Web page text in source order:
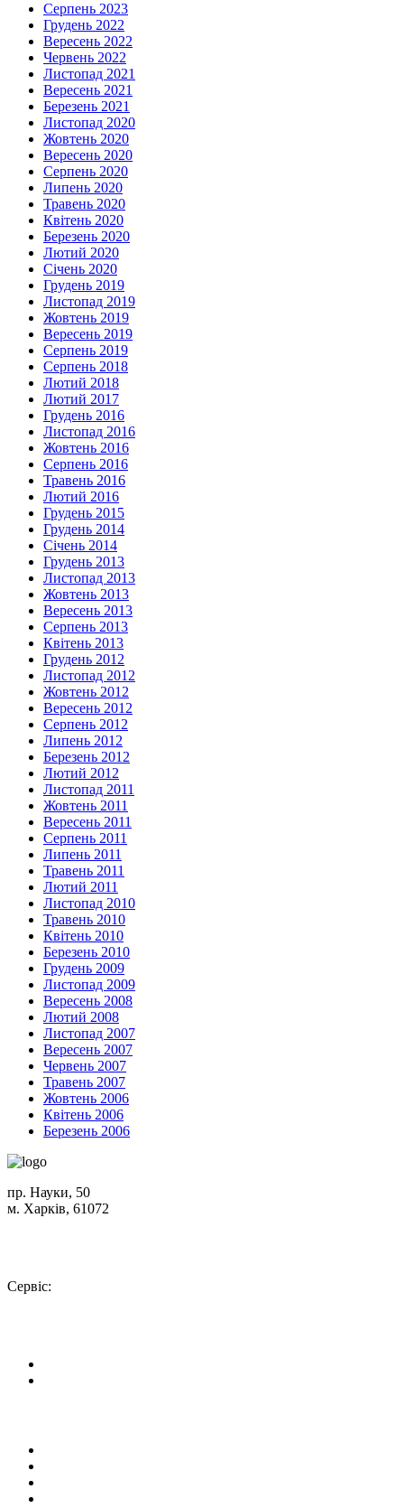
Серпень 2023
Грудень 2022
Вересень 2022
Червень 2022
Листопад 2021
Вересень 2021
Березень 2021
Листопад 2020
Жовтень 2020
Вересень 2020
Серпень 2020
Липень 2020
Травень 2020
Квітень 2020
Березень 2020
Лютий 2020
Січень 2020
Грудень 2019
Листопад 2019
Жовтень 2019
Вересень 2019
Серпень 2019
Серпень 2018
Лютий 2018
Лютий 2017
Грудень 2016
Листопад 2016
Жовтень 2016
Серпень 2016
Травень 2016
Лютий 2016
Грудень 2015
Грудень 2014
Січень 2014
Грудень 2013
Листопад 2013
Жовтень 2013
Вересень 2013
Серпень 2013
Квітень 2013
Грудень 2012
Листопад 2012
Жовтень 2012
Вересень 2012
Серпень 2012
Липень 2012
Березень 2012
Лютий 2012
Листопад 2011
Жовтень 2011
Вересень 2011
Серпень 2011
Липень 2011
Травень 2011
Лютий 2011
Листопад 2010
Травень 2010
Квітень 2010
Березень 2010
Грудень 2009
Листопад 2009
Вересень 2008
Лютий 2008
Листопад 2007
Вересень 2007
Червень 2007
Травень 2007
Жовтень 2006
Квітень 2006
Березень 2006
пр. Науки, 50
м. Харків, 61072
Сервіс: